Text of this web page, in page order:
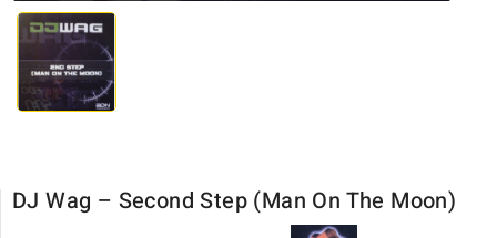
DJ Wag ‎– Second Step (Man On The Moon)